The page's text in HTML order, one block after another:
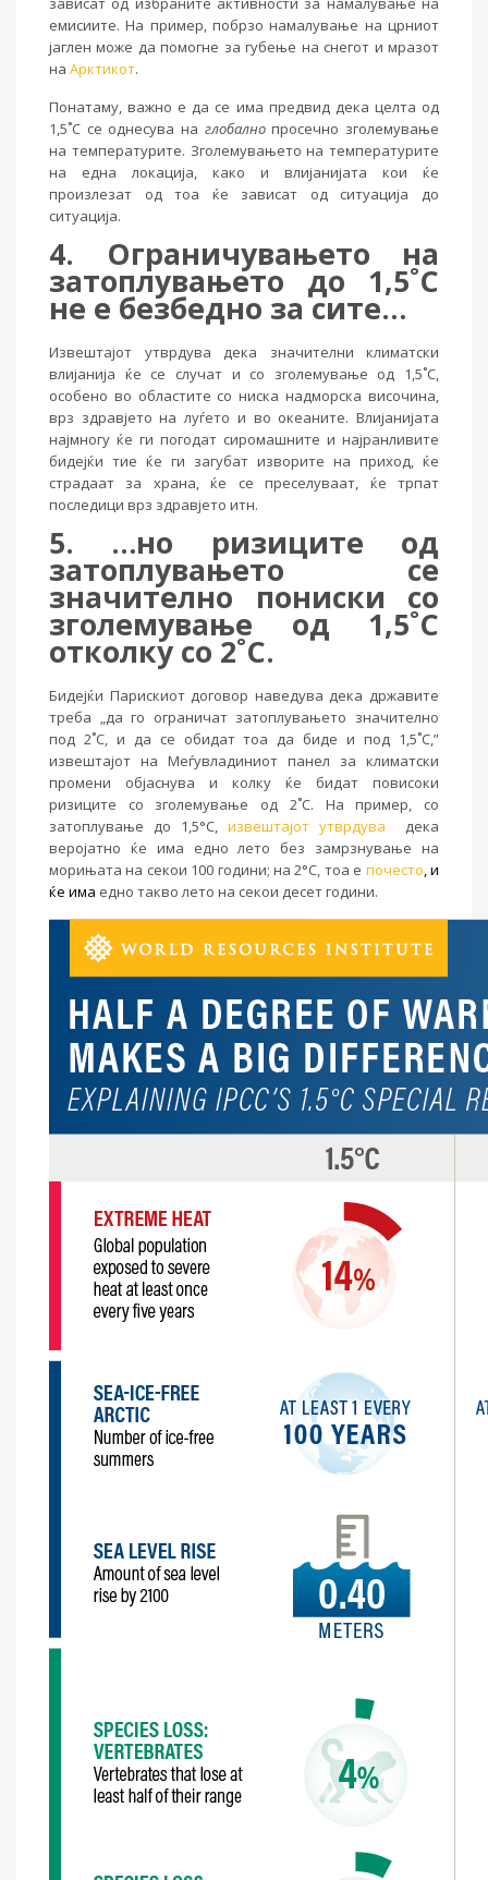
емисиите. На пример, побрзо намалување на црниот
јаглен може да помогне за губење на снегот и мразот
на Арктикот.
Понатаму, важно е да се има предвид дека целта од
1,5˚C се однесува на глобалнопросечно зголемување
на температурите. Зголемувањето на температурите
на една локација, како и влијанијата кои ќе
произлезат од тоа ќе зависат од ситуација до
ситуација.
4. Ограничувањето на
затоплувањето до 1,5˚C
не е безбедно за сите…
Извештајот утврдува дека значителни климатски
влијанија ќе се случат и со зголемување од 1,5˚C,
особено во областите со ниска надморска височина,
врз здравјето на луѓето и во океаните. Влијанијата
најмногу ќе ги погодат сиромашните и најранливите
бидејќи тие ќе ги загубат изворите на приход, ќе
страдаат за храна, ќе се преселуваат, ќе трпат
последици врз здравјето итн.
5. …но ризиците од
затоплувањето се
значително пониски со
зголемување од 1,5˚C
отколку со 2˚C.
Бидејќи Парискиот договор наведува дека државите
треба „да го ограничат затоплувањето значително
под 2˚C, и да се обидат тоа да биде и под 1,5˚C,”
извештајот на Меѓувладиниот панел за климатски
промени објаснува и колку ќе бидат повисоки
ризиците со зголемување од 2˚C. На пример, со
затоплување до 1,5°C, извештајот утврдува
дека
веројатно ќе има едно лето без замрзнување на
морињата на секои 100 години; на 2°C, тоа е почесто, и
ќе има едно такво лето на секои десет години.